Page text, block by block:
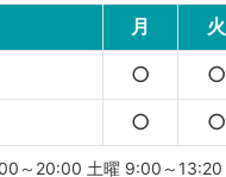
月 火
○ ○
○ ○
～20:00 土曜 9:00～13:20